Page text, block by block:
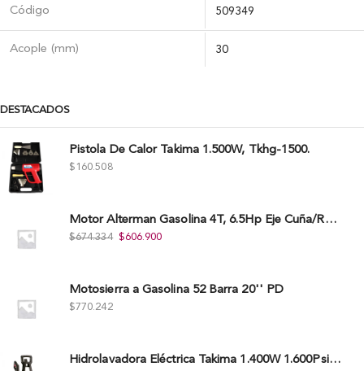
Código 509349
Acople (mm) 30
DESTACADOS
Pistola De Calor Takima 1.500W, Tkhg-1500.
$ 160.508
Motor Alterman Gasolina 4T, 6.5Hp Eje Cuña/Rosca 3/4", Xge65K.
$674.334 $606.900
Motosierra a Gasolina 52 Barra 20'' PD
$770.242
Hidrolavadora Eléctrica Takima 1.400W 1.600Psi, Tkepw-1600-A.